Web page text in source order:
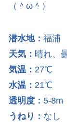
（＾ω＾）
潜水地： 福浦
天気： 晴れ、
気温： 27℃
水温： 21℃
透明度： 5-8m
うねり： なし